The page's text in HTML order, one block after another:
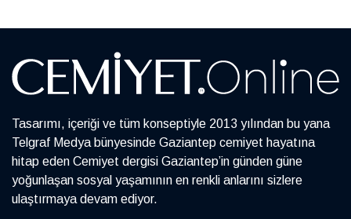
Tasarımı, içeriği ve tüm konseptiyle 2013 yılından bu yana
Telgraf Medya bünyesinde Gaziantep cemiyet hayatına
hitap eden Cemiyet dergisi Gaziantep’in günden güne
yoğunlaşan sosyal yaşamının en renkli anlarını sizlere
ulaştırmaya devam ediyor.